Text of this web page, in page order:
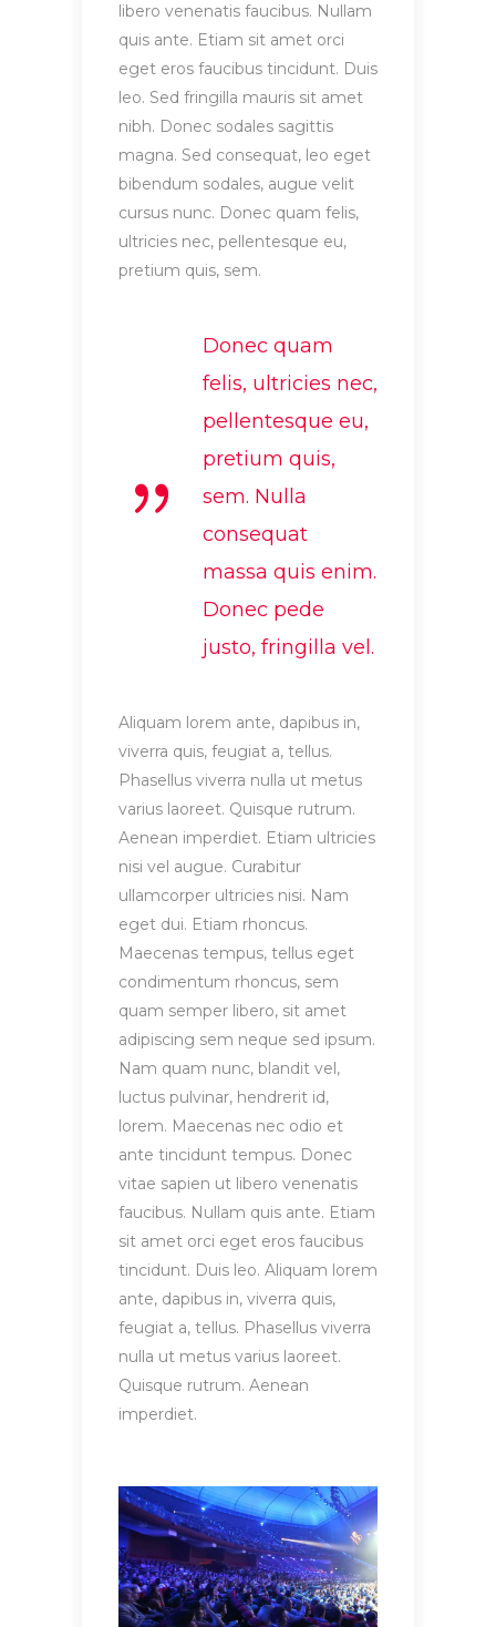
libero venenatis faucibus. Nullam
quis ante. Etiam sit amet orci
eget eros faucibus tincidunt. Duis
leo. Sed fringilla mauris sit amet
nibh. Donec sodales sagittis
magna. Sed consequat, leo eget
bibendum sodales, augue velit
cursus nunc. Donec quam felis,
ultricies nec, pellentesque eu,
pretium quis, sem.
Donec quam
felis, ultricies nec,
pellentesque eu,
pretium quis,
sem. Nulla
consequat
massa quis enim.
Donec pede
justo, fringilla vel.
Aliquam lorem ante, dapibus in,
viverra quis, feugiat a, tellus.
Phasellus viverra nulla ut metus
varius laoreet. Quisque rutrum.
Aenean imperdiet. Etiam ultricies
nisi vel augue. Curabitur
ullamcorper ultricies nisi. Nam
eget dui. Etiam rhoncus.
Maecenas tempus, tellus eget
condimentum rhoncus, sem
quam semper libero, sit amet
adipiscing sem neque sed ipsum.
Nam quam nunc, blandit vel,
luctus pulvinar, hendrerit id,
lorem. Maecenas nec odio et
ante tincidunt tempus. Donec
vitae sapien ut libero venenatis
faucibus. Nullam quis ante. Etiam
sit amet orci eget eros faucibus
tincidunt. Duis leo. Aliquam lorem
ante, dapibus in, viverra quis,
feugiat a, tellus. Phasellus viverra
nulla ut metus varius laoreet.
Quisque rutrum. Aenean
imperdiet.